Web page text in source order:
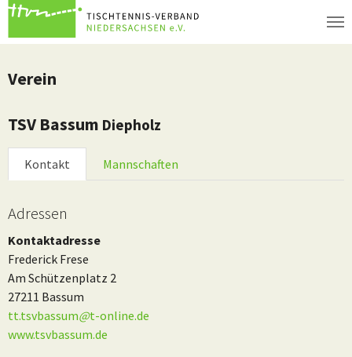
Zum Hauptinhalt springen
Verein
TSV Bassum Diepholz
Kontakt Mannschaften
Adressen
Kontaktadresse
Frederick Frese
Am Schützenplatz 2
27211 Bassum
tt.tsvbassum@t-online.de
www.tsvbassum.de